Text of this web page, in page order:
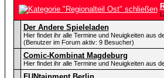
Der Andere Spieleladen
Hier findet ihr alle Termine und Neuigkeiten aus
(Benutzer im Forum aktiv: 9 Besucher)
Comic-Kombinat Magdeburg
Hier findet ihr alle Termine und Neuigkeiten aus